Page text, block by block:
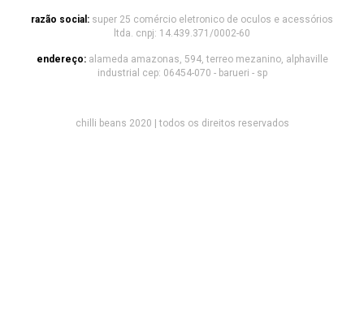
razão social: super 25 comércio eletronico de oculos e acessórios
ltda. cnpj: 14.439.371/0002-60
endereço: alameda amazonas, 594, terreo mezanino, alphaville
industrial cep: 06454-070 - barueri - sp
chilli beans 2020 | todos os direitos reservados